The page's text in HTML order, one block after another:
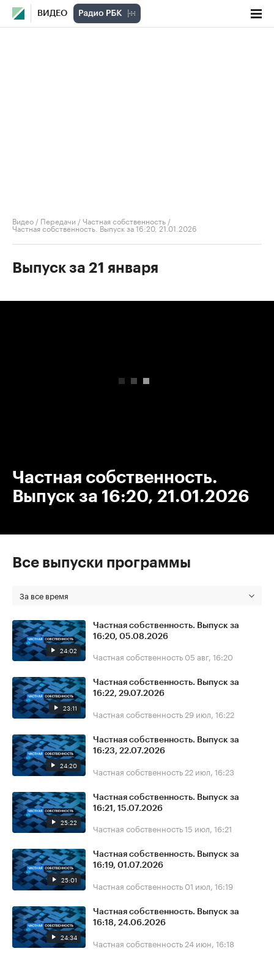
ВИДЕО
Видео / Передачи /Частная собственность /
Частная собственность. Выпуск за 16:20, 21.01.2026
Выпуск за 21 января
Частная собственность.
Выпуск за 16:20, 21.01.2026
Все выпуски программы
За все время
24:02
Частная собственность. Выпуск за
16:20, 05.08.2026
Частная собственность 05 авг, 16:20
23:11
Частная собственность. Выпуск за
16:22, 29.07.2026
Частная собственность 29 июл, 16:22
24:20
Частная собственность. Выпуск за
16:23, 22.07.2026
Частная собственность 22 июл, 16:23
25:22
Частная собственность. Выпуск за
16:21, 15.07.2026
Частная собственность15 июл, 16:21
25:01
Частная собственность. Выпуск за
16:19, 01.07.2026
Частная собственность 01 июл, 16:19
24:34
Частная собственность. Выпуск за
16:18, 24.06.2026
Частная собственность 24 июн, 16:18